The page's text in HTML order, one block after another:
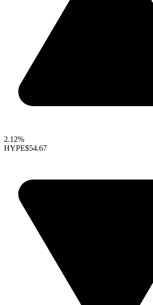
2.12%
HYPE$54.67